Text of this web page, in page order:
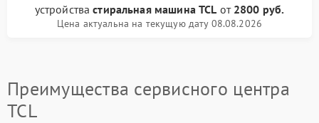
устройствастиральная машина TCL от 2800 руб.
Цена актуальна на текущую дату 08.08.2026
Преимущества сервисного центра
TCL